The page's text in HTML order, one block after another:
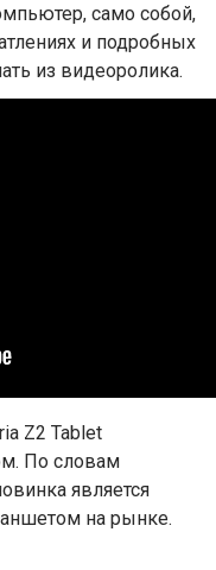
само собой,
и подробных
из видеоролика.
Z2 Tablet
По словам
является
на рынке.